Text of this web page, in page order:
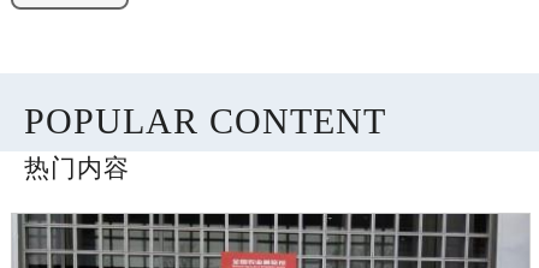
POPULAR CONTENT
热门内容